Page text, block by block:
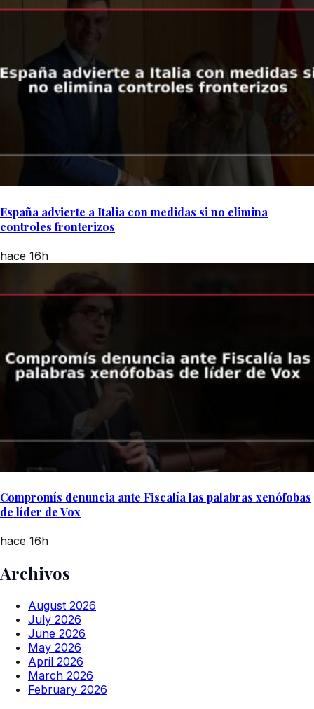
España advierte a Italia con medidas si no elimina
controles fronterizos
hace 16h
Compromís denuncia ante Fiscalía las palabras xenófobas
de líder de Vox
hace 16h
Archivos
August 2026
July 2026
June 2026
May 2026
April 2026
March 2026
February 2026